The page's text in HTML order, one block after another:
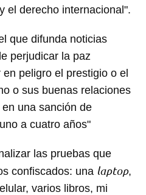
el derecho internacional".
que difunda noticias
perjudicar la paz
peligro el prestigio o el
o sus buenas relaciones
una sanción de
a cuatro años"
las pruebas que
confiscados: una laptop,
varios libros, mi